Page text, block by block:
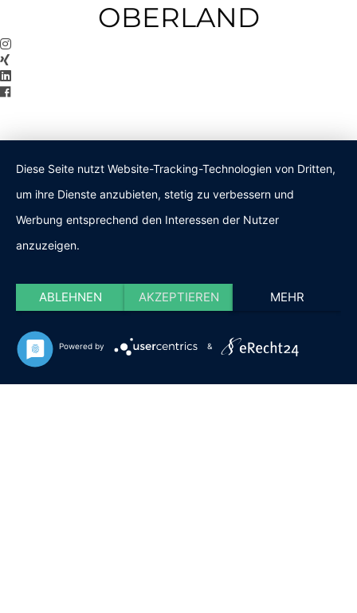
OBERLAND
Diese Seite nutzt Website-Tracking-Technologien von Dritten,
um ihre Dienste anzubieten, stetig zu verbessern und
Werbung entsprechend den Interessen der Nutzer
anzuzeigen.
ABLEHNEN AKZEPTIEREN MEHR
Powered by &